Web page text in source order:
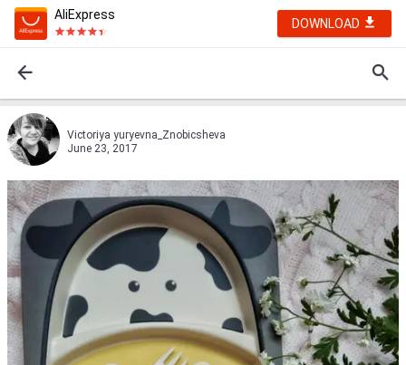
AliExpress
DOWNLOAD
Victoriya yuryevna_Znobicsheva
June 23, 2017